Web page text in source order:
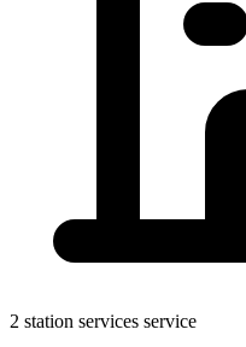
2 station services service